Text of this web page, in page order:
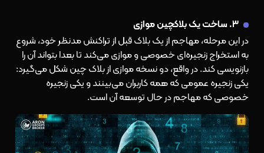
۳. ساخت یک بلاکچین موازی
در این مرحله، مهاجم از یک بلاک قبل از تراکنش مدنظر خود، شروع
به استخراج زنجیره‌ای خصوصی و موازی می‌کند تا بعدا بتواند آن را
بازنویسی کند. در واقع، دو نسخه موازی از بلاک چین شکل می‌گیرد:
یکی زنجیره عمومی که همه کاربران می‌بینند و یکی زنجیره
خصوصی که مهاجم در حال توسعه آن است.